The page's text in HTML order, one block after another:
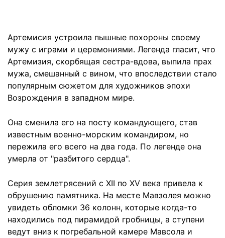
Артемисия устроила пышные похороны своему
мужу с играми и церемониями. Легенда гласит, что
Артемизия, скорбящая сестра-вдова, выпила прах
мужа, смешанный с вином, что впоследствии стало
популярным сюжетом для художников эпохи
Возрождения в западном мире.
Она сменила его на посту командующего, став
известным военно-морским командиром, но
пережила его всего на два года. По легенде она
умерла от "разбитого сердца".
Серия землетрясений с XII по XV века привела к
обрушению памятника. На месте Мавзолея можно
увидеть обломки 36 колонн, которые когда-то
находились под пирамидой гробницы, а ступени
ведут вниз к погребальной камере Мавсола и